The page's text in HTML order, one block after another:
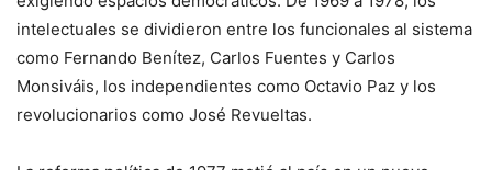
intelectuales se dividieron entre los funcionales al sistema
como Fernando Benítez, Carlos Fuentes y Carlos
Monsiváis, los independientes como Octavio Paz y los
revolucionarios como José Revueltas.